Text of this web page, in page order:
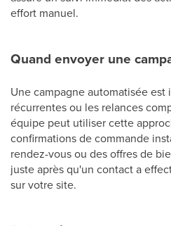
effort manuel.
Quand envoyer une
Une campagne automatisée
récurrentes ou les relances
équipe peut utiliser cette
confirmations de commande
rendez-vous ou des offres de
juste après qu'un contact a
sur votre site.